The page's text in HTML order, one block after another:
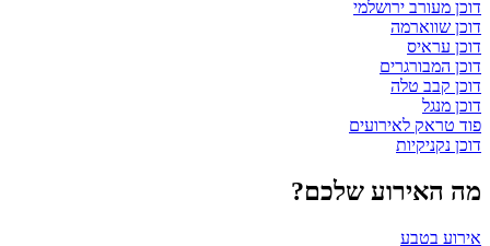
דוכן מעורב ירושלמי
דוכן שווארמה
דוכן עראיס
דוכן המבורגרים
דוכן קבב טלה
דוכן מנגל
פוד טראק לאירועים
דוכן נקניקיות
מה האירוע שלכם?
אירוע בטבע